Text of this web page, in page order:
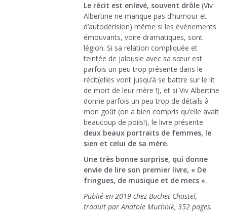
Le récit est enlevé, souvent drôle (Viv
Albertine ne manque pas d’humour et
d’autodérision) même si les événements
émouvants, voire dramatiques, sont
légion. Si sa relation compliquée et
teintée de jalousie avec sa sœur est
parfois un peu trop présente dans le
récit(elles vont jusqu’à se battre sur le lit
de mort de leur mère !), et si Viv Albertine
donne parfois un peu trop de détails à
mon goût (on a bien compris qu’elle avait
beaucoup de poils!), le livre présente
deux beaux portraits de femmes, le
sien et celui de sa mère.
Une très bonne surprise, qui donne
envie de lire son premier livre, « De
fringues, de musique et de mecs ».
Publié en 2019 chez Buchet-Chastel,
traduit par Anatole Muchnik, 352 pages.